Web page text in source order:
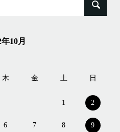
10月
木 金 土 日
1 2
6 7 8 9